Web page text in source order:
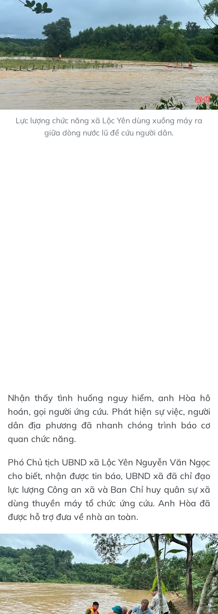
Lực lượng chức năng xã Lộc Yên dùng xuồng máy ra
giữa dòng nước lũ để cứu người dân.
Nhận thấy tình huống nguy hiểm, anh Hòa hô
hoán, gọi người ứng cứu. Phát hiện sự việc, người
dân địa phương đã nhanh chóng trình báo cơ
quan chức năng.
Phó Chủ tịch UBND xã Lộc Yên Nguyễn Văn Ngọc
cho biết, nhận được tin báo, UBND xã đã chỉ đạo
lực lượng Công an xã và Ban Chỉ huy quân sự xã
dùng thuyền máy tổ chức ứng cứu. Anh Hòa đã
được hỗ trợ đưa về nhà an toàn.